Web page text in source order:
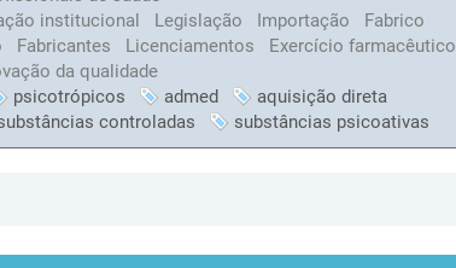
institucional Legislação Importação
Fabrico
Fabricantes Licenciamentos
Exercício farmacêutico
da qualidade
psicotrópicos admed
aquisição direta
controladas substâncias psicoativas